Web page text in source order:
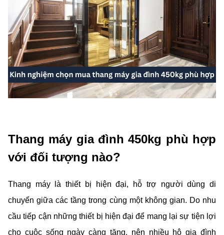
Thang máy gia đình 450kg phù hợp
với đối tượng nào?
Thang máy là thiết bị hiện đại, hỗ trợ người dùng di
chuyển giữa các tầng trong cùng một không gian. Do nhu
cầu tiếp cận những thiết bị hiện đại để mang lại sự tiện lợi
cho cuộc sống ngày càng tăng, nên nhiều hộ gia đình